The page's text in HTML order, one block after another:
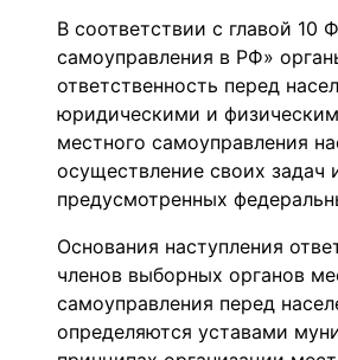
В соответствии с главой 10
самоуправления в РФ»
ответственность перед
юридическими и
местного самоуправления
осуществление своих задач
предусмотренных
Основания наступления
членов выборных органов
самоуправления перед
определяются уставами